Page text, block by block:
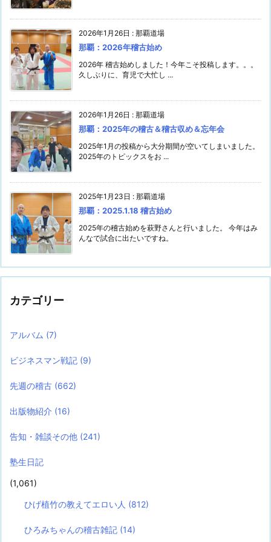
2026年1月26日 : 那覇道場
那覇：2026年稽古始め
2026年 稽古始めしました！今年こそ投稿します。。。
久しぶりに、育児で大忙し ...
2026年1月26日 : 那覇道場
那覇：2025年の稽古＆稽古収め＆忘年会
2025年1月の投稿から大分期間が空いてしまいました。
2025年のトピックスをお ...
2025年1月23日 : 那覇道場
那覇：2025.1.18 稽古始め
2025年の稽古始めを萩野さんと行いました。 今年はみ
んなで試合に出たいですね。
カテゴリー
アルバム (7)
ビジネスマン戦記 (9)
先週の稽古 (662)
出版物紹介 (16)
告知・雑談その他 (241)
塾生日記
(1,061)
ひげ植竹の教えてエロい人 (812)
ひろみちゃんの稽古雑記 (14)